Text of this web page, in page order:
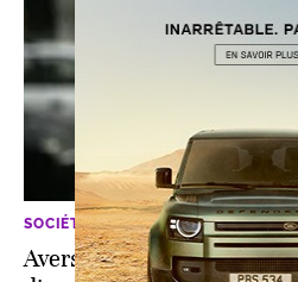
SOCIÉTÉ
Averses orageuses et